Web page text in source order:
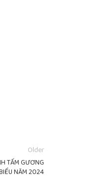
Older
TẤM GƯƠNG
NĂM 2024